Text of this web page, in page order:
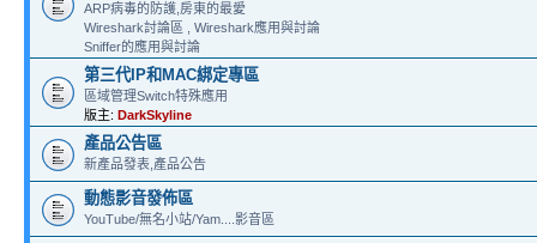
ARP病毒的防護,房東的最愛
Wireshark討論區 , Wireshark應用與討論
Sniffer的應用與討論
第三代IP和MAC綁定專區
區域管理Switch特殊應用
版主: DarkSkyline
產品公告區
新產品發表,產品公告
動態影音發佈區
YouTube/無名小站/Yam....影音區